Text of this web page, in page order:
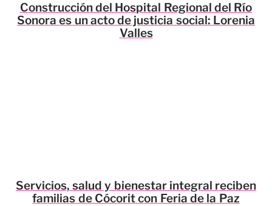
Construcción del Hospital Regional del Río
Sonora es un acto de justicia social: Lorenia
Valles
Servicios, salud y bienestar integral reciben
familias de Cócorit con Feria de la Paz